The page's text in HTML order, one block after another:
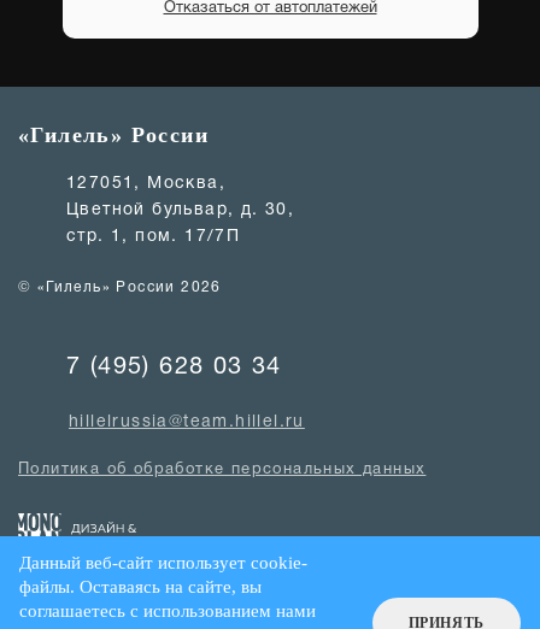
Отказаться от автоплатежей
«Гилель» России
127051, Москва,
Цветной бульвар, д. 30,
стр. 1, пом. 17/7П
© «Гилель» России 2026
7 (495) 628 03 34
hillelrussia@team.hillel.ru
Политика об обработке персональных данных
Данный веб-сайт использует cookie-
файлы. Оставаясь на сайте, вы
соглашаетесь с использованием нами
ПРИНЯТЬ